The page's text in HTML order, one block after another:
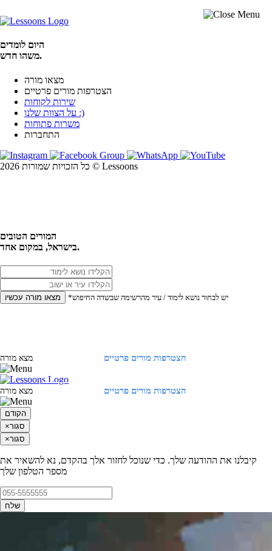
היום לומדים
משהו חדש.
מצאו מורה
הצטרפות מורים פרטיים
שירות לקוחות
על הצוות שלנו :)
משרות פתוחות
התחברות
כל הזכויות שמורות 2026 © Lessoons
המורים הטובים
בישראל, במקום אחד.
מצאו מורה עכשיו *יש לבחור נושא לימוד / עיר מהרשימה שבשדה החיפוש
הצטרפות מורים פרטיים מצא מורה
הצטרפות מורים פרטיים מצא מורה
הקודם
×סגור
×סגור
קיבלנו את ההודעה שלך. כדי שנוכל לחזור אלך בהקדם, נא להשאיר את
מספר הטלפון שלך
שלח